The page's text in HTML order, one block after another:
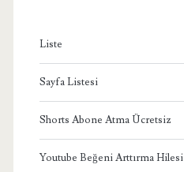
Liste
Sayfa Listesi
Shorts Abone Atma Ücretsiz
Youtube Beğeni Arttırma Hilesi